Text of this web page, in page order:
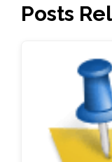
Posts